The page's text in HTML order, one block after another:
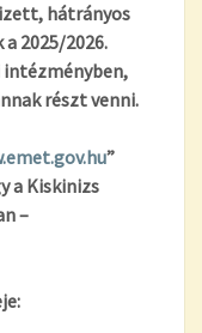
hátrányos
a 2025/2026.
részt venni.
”
a Kiskinizs
–